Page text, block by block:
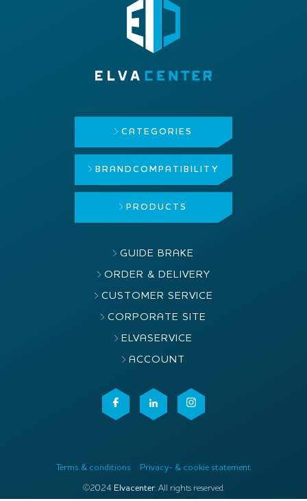
CATEGORIES
BRAND COMPATIBILITY
PRODUCTS
GUIDE BRAKE
ORDER & DELIVERY
CUSTOMER SERVICE
CORPORATE SITE
ELVASERVICE
ACCOUNT
Terms & conditions Privacy- & cookie statement
©2024 Elvacenter. All rights reserved.